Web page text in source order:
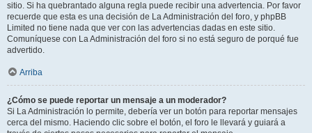
sitio. Si ha quebrantado alguna regla puede recibir una advertencia. Por favor
recuerde que esta es una decisión de La Administración del foro, y phpBB
Limited no tiene nada que ver con las advertencias dadas en este sitio.
Comuníquese con La Administración del foro si no está seguro de porqué fue
advertido.
Arriba
¿Cómo se puede reportar un mensaje a un moderador?
Si La Administración lo permite, debería ver un botón para reportar mensajes
cerca del mismo. Haciendo clic sobre el botón, el foro le llevará y guiará a